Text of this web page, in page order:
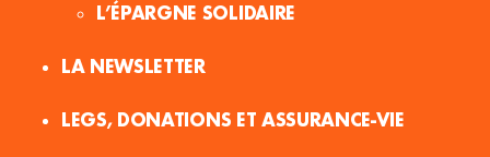
L’ÉPARGNE SOLIDAIRE
LA NEWSLETTER
LEGS, DONATIONS ET ASSURANCE-VIE